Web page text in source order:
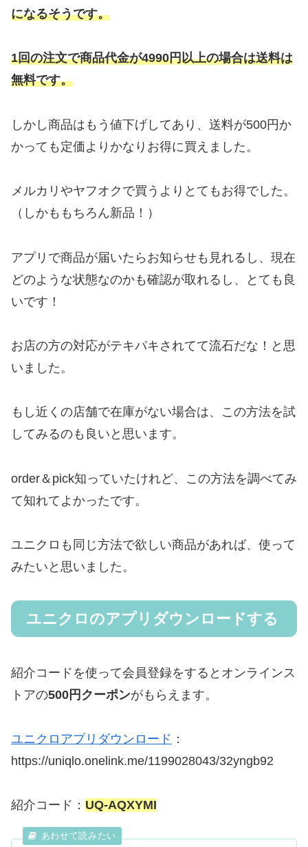
になるそうです。
1回の注文で商品代金が4990円以上の場合は送料は
無料です。
しかし商品はもう値下げしてあり、送料が500円か
かっても定価よりかなりお得に買えました。
メルカリやヤフオクで買うよりとてもお得でした。
（しかももちろん新品！）
アプリで商品が届いたらお知らせも見れるし、現在
どのような状態なのかも確認が取れるし、とても良
いです！
お店の方の対応がテキパキされてて流石だな！と思
いました。
もし近くの店舗で在庫がない場合は、この方法を試
してみるのも良いと思います。
order＆pick知っていたけれど、この方法を調べてみ
て知れてよかったです。
ユニクロも同じ方法で欲しい商品があれば、使って
みたいと思いました。
ユニクロのアプリダウンロードする
紹介コードを使って会員登録をするとオンラインス
トアの500円クーポンがもらえます。
ユニクロアプリダウンロード ：
https://uniqlo.onelink.me/1199028043/32yngb92
紹介コード： UQ-AQXYMI